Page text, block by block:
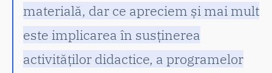
materială, dar ce apreciem și mai mult
este implicarea în susținerea
activităților didactice, a programelor